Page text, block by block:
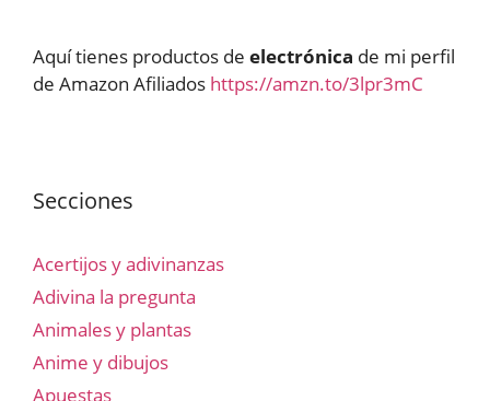
Aquí tienes productos de electrónica de mi perfil
de Amazon Afiliados https://amzn.to/3lpr3mC
Secciones
Acertijos y adivinanzas
Adivina la pregunta
Animales y plantas
Anime y dibujos
Apuestas